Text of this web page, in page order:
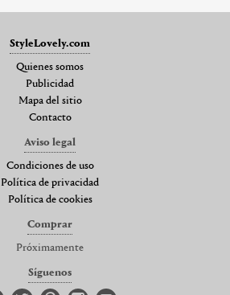
StyleLovely.com
Quienes somos
Publicidad
Mapa del sitio
Contacto
Aviso legal
Condiciones de uso
Política de privacidad
Política de cookies
Comprar
Próximamente
Síguenos